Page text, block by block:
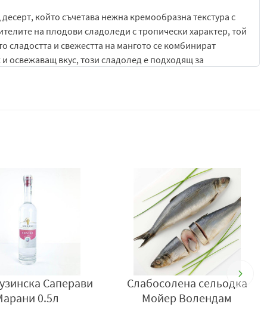
който съчетава нежна кремообразна текстура с
на плодови сладоледи с тропически характер, той
сладостта и свежестта на мангото се комбинират
освежаващ вкус, този сладолед е подходящ за
Балансът между кремообразност и освежаващ плодов
прекалено тежък или натрапчив.
наслада, така и като допълнение към различни
Той е чудесен избор за семейни моменти, летни
през деня.
млечна текстура и освежаващ вкус в един лек и
които обичат тропически плодови сладоледи с
Саперави
0.5л
Слабосолена сельодка
Мойер Волендам